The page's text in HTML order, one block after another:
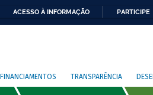
ACESSO À INFORMAÇÃO PARTICIPE
FINANCIAMENTOS TRANSPARÊNCIA